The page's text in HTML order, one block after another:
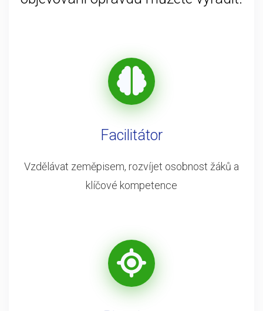
Facilitátor
Vzdělávat zeměpisem, rozvíjet osobnost žáků a
klíčové kompetence